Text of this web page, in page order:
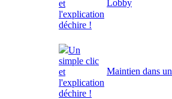
et
l'explication
déchire !
Lobby
Un
simple clic
et
l'explication
déchire !
Maintien dans